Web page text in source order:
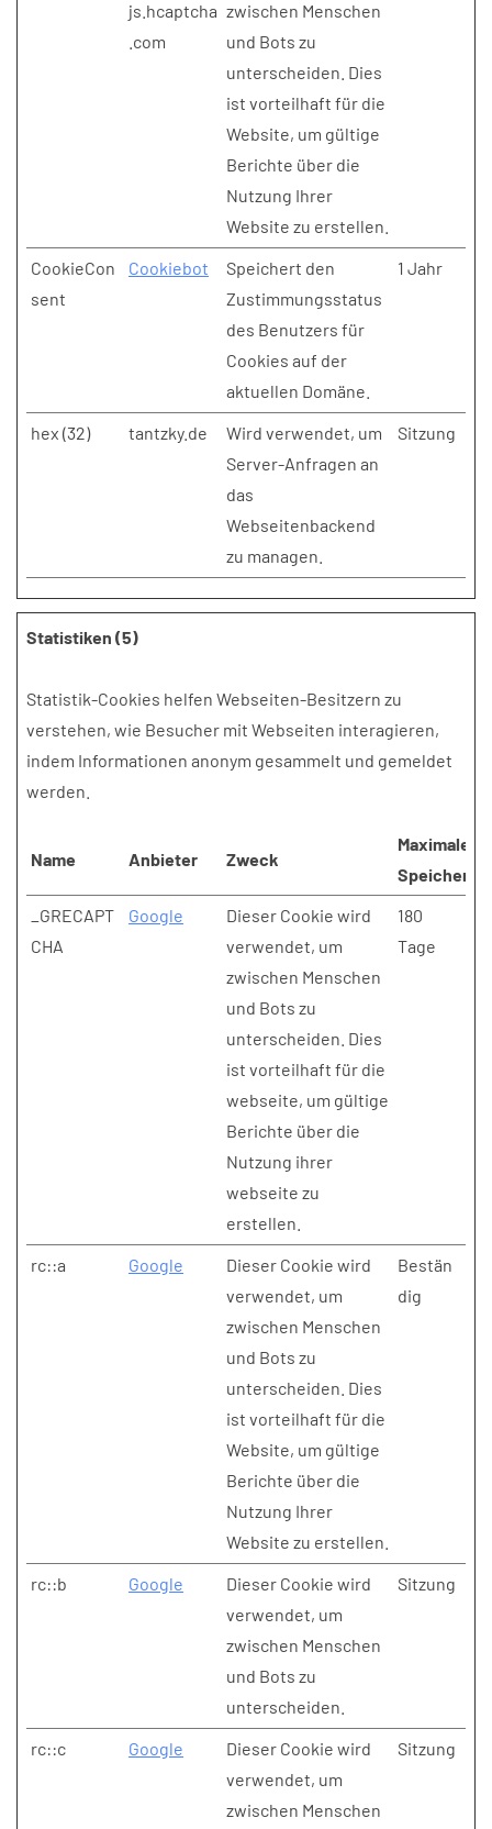
js.hcaptcha
.com
zwischen Menschen
und Bots zu
unterscheiden. Dies
ist vorteilhaft für die
Website, um gültige
Berichte über die
Nutzung Ihrer
Website zu erstellen.
CookieCon
sent
Cookiebot
Speichert den
Zustimmungsstatus
des Benutzers für
Cookies auf der
aktuellen Domäne.
1 Jahr
hex (32) tantzky.de
Wird verwendet, um
Server-Anfragen an
das
Webseitenbackend
zu managen.
Sitzung
Statistiken (5)
Statistik-Cookies helfen Webseiten-Besitzern zu
verstehen, wie Besucher mit Webseiten interagieren,
indem Informationen anonym gesammelt und gemeldet
werden.
Name Anbieter Zweck
Maximale
_GRECAPT
CHA
Google
Dieser Cookie wird
verwendet, um
zwischen Menschen
und Bots zu
unterscheiden. Dies
ist vorteilhaft für die
webseite, um gültige
Berichte über die
Nutzung ihrer
webseite zu
erstellen.
180
Tage
rc::a Google
Dieser Cookie wird
verwendet, um
zwischen Menschen
und Bots zu
unterscheiden. Dies
ist vorteilhaft für die
Website, um gültige
Berichte über die
Nutzung Ihrer
Website zu erstellen.
Bestän
dig
rc::b Google
Dieser Cookie wird
verwendet, um
zwischen Menschen
und Bots zu
unterscheiden.
Sitzung
rc::c Google
Dieser Cookie wird
verwendet, um
zwischen Menschen
Sitzung